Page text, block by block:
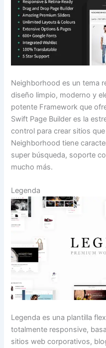
Neighborhood es un tema
diseño limpio, moderno y
potente Framework que
Swift Page Builder es la
control para crear sitios
Neighborhood tiene
super búsqueda, soporte
mucho más.
Legenda
Legenda es una plantilla
totalmente responsive,
sitios web corporativos,